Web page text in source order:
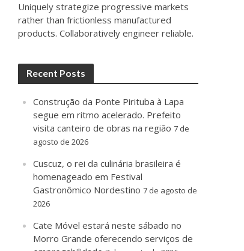
Uniquely strategize progressive markets
rather than frictionless manufactured
products. Collaboratively engineer reliable.
Recent Posts
Construção da Ponte Pirituba à Lapa
segue em ritmo acelerado. Prefeito
visita canteiro de obras na região 7 de
agosto de 2026
Cuscuz, o rei da culinária brasileira é
homenageado em Festival
Gastronômico Nordestino 7 de agosto de
2026
Cate Móvel estará neste sábado no
Morro Grande oferecendo serviços de